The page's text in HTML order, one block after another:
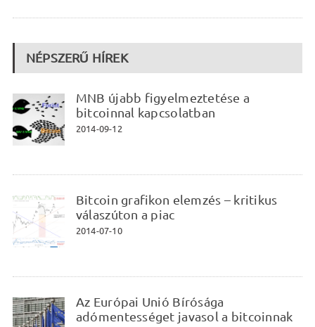
NÉPSZERŰ HÍREK
MNB újabb figyelmeztetése a
bitcoinnal kapcsolatban
2014-09-12
Bitcoin grafikon elemzés – kritikus
válaszúton a piac
2014-07-10
Az Európai Unió Bírósága
adómentességet javasol a bitcoinnak